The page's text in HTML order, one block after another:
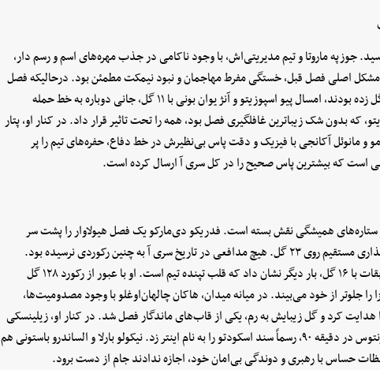
جوزپه ماروتا و تیم مدیریتی‌اش، با وجود ناکامی در جذب مهره‌های اسم و رسم دار،
اصلی فصل قبل، خستگی مفرط مهاجمان و نبود نیمکت مطمئن بود. درحالیکه فصل
پیش طارمی و آرناتوویچ در مجموع ۵ گل زده بودند، امسال پیو اسپوزیتو و آنژ یوان بونی با ۱۱ گل، جانی دوباره به خط حمله
که بدون شک زیباترین غافلگیری فصل بود، همه را تحت تاثیر قرار داد. در کنار او، پتار
مانوئل آکانجی با فیزیک و دقت پاس بی‌نظیرش در خط دفاع، حفره‌های تیم را پر
است که بیشترین پاس صحیح را در کل سری آ ارسال کرده است.
ستاره‌های همیشگی نقش بسته است. فدریکو دی‌مارکو یک فصل هیولاوار را پشت سر
گذاشت؛ ۱۷ پاس گل و ۶ گل، یعنی اثرگذاری مستقیم روی ۲۳ گل. هیچ مدافعی در تاریخ سری آ به چنین رکوردی نرسیده بود.
لائوتارو مارتینز، کاپیتان و آقای گل مسابقات با ۱۶ گل، بار دیگر نشان داد که قلب تپنده تیم است. او با عبور از رکورد ۱۲۸ گل
را جلوتر از خود می‌بیند. در میانه میدان، هاکان چالهان‌اوغلو با وجود مصدومیت‌ها،
کرد و گل زیبایش به رم، یکی از قاب‌های ماندگار فصل شد. در کنار او، زیلینسکی
رشدی خیره‌کننده داشت و گل او به یوونتوس در دقیقه ۹۰، رسماً سند اسکودتو را به نام اینتر زد. نیکولو بارلا و الساندرو باستونی هم
حساس با رهبری و دوندگی بی‌امان خود، اجازه ندادند جام از دست برود.